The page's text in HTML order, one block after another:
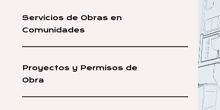
Servicios de Obras en
Comunidades
Proyectos y Permisos de
Obra